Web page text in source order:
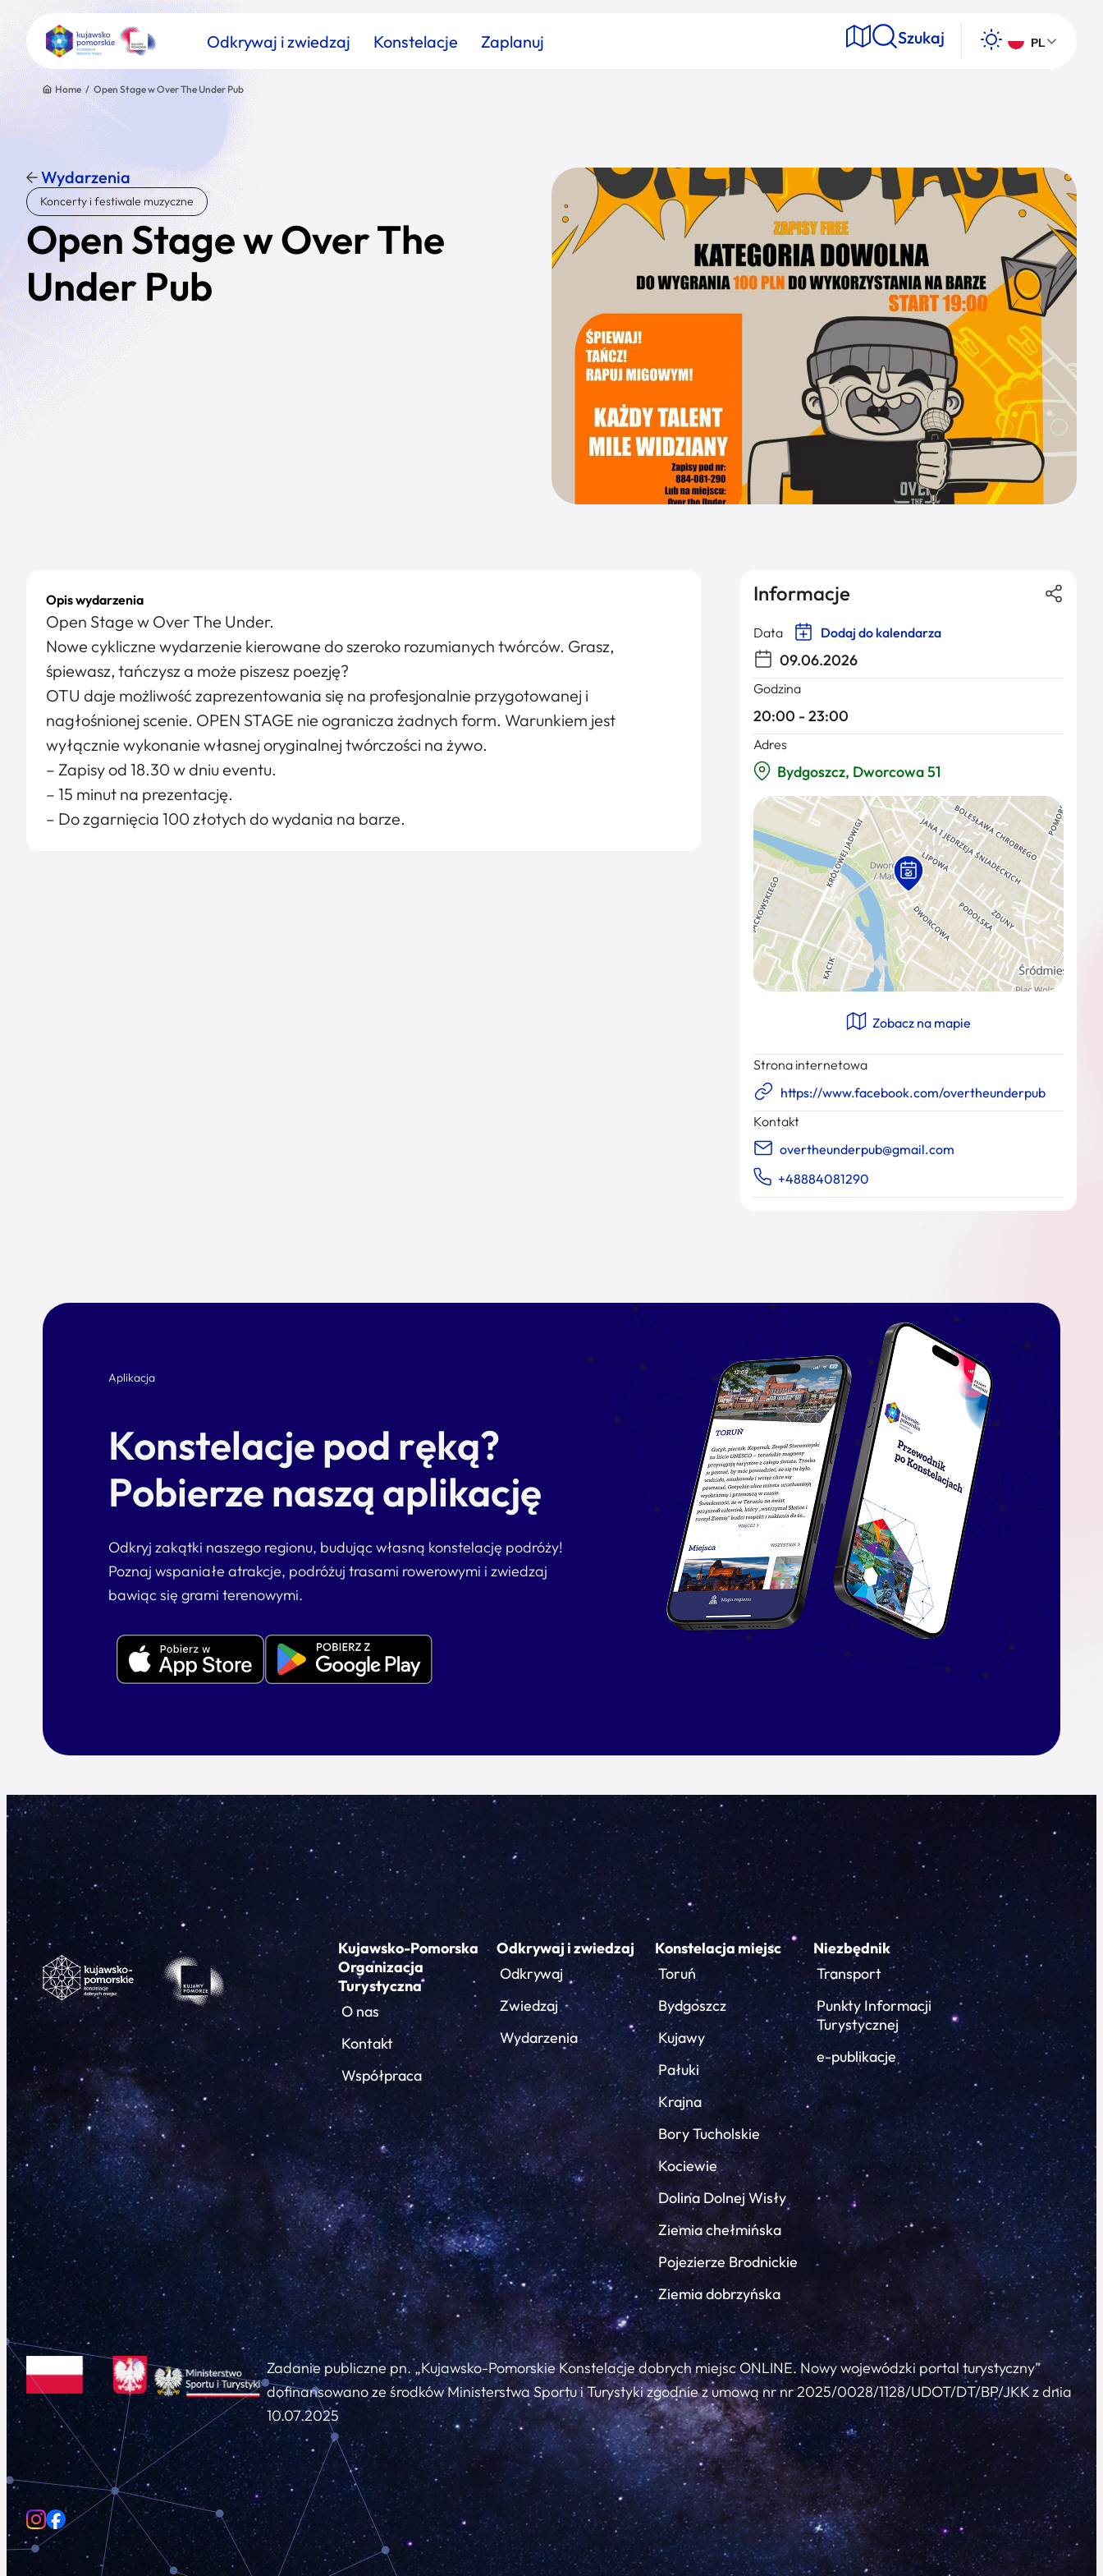
Odkrywaj i zwiedzaj Konstelacje Zaplanuj Szukaj PL
Znajdź atrakcję
Nazwa atrakcji Kategoria Wyszukaj
Home / Open Stage w Over The Under Pub
Wydarzenia
Koncerty i festiwale muzyczne
Open Stage w Over The
Under Pub
Opis wydarzenia
Open Stage w Over The Under.
Nowe cykliczne wydarzenie kierowane do szeroko rozumianych twórców. Grasz,
śpiewasz, tańczysz a może piszesz poezję?
OTU daje możliwość zaprezentowania się na profesjonalnie przygotowanej i
nagłośnionej scenie. OPEN STAGE nie ogranicza żadnych form. Warunkiem jest
wyłącznie wykonanie własnej oryginalnej twórczości na żywo.
– Zapisy od 18.30 w dniu eventu.
– 15 minut na prezentację.
– Do zgarnięcia 100 złotych do wydania na barze.
Informacje
Data Dodaj do kalendarza
09.06.2026
Godzina
20:00 - 23:00
Adres
Bydgoszcz, Dworcowa 51
Zobacz na mapie
Strona internetowa
https://www.facebook.com/overtheunderpub
Kontakt
overtheunderpub@gmail.com
+48884081290
Aplikacja
Konstelacje pod ręką?
Pobierze naszą aplikację
Odkryj zakątki naszego regionu, budując własną konstelację podróży!
Poznaj wspaniałe atrakcje, podróżuj trasami rowerowymi i zwiedzaj
bawiąc się grami terenowymi.
Kujawsko-Pomorska
Organizacja
Turystyczna
O nas
Kontakt
Współpraca
Odkrywaj i zwiedzaj
Odkrywaj
Zwiedzaj
Wydarzenia
Konstelacja miejsc
Toruń
Bydgoszcz
Kujawy
Pałuki
Krajna
Bory Tucholskie
Kociewie
Dolina Dolnej Wisły
Ziemia chełmińska
Pojezierze Brodnickie
Ziemia dobrzyńska
Niezbędnik
Transport
Punkty Informacji
Turystycznej
e-publikacje
Zadanie publiczne pn. „Kujawsko-Pomorskie Konstelacje dobrych miejsc ONLINE. Nowy wojewódzki portal turystyczny”
dofinansowano ze środków Ministerstwa Sportu i Turystyki zgodnie z umową nr nr 2025/0028/1128/UDOT/DT/BP/JKK z dnia
10.07.2025